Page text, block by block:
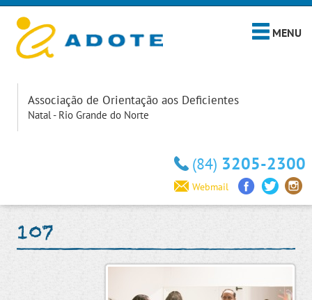
MENU
Associação de Orientação aos Deficientes
Natal - Rio Grande do Norte
(84) 3205-2300
Webmail
107